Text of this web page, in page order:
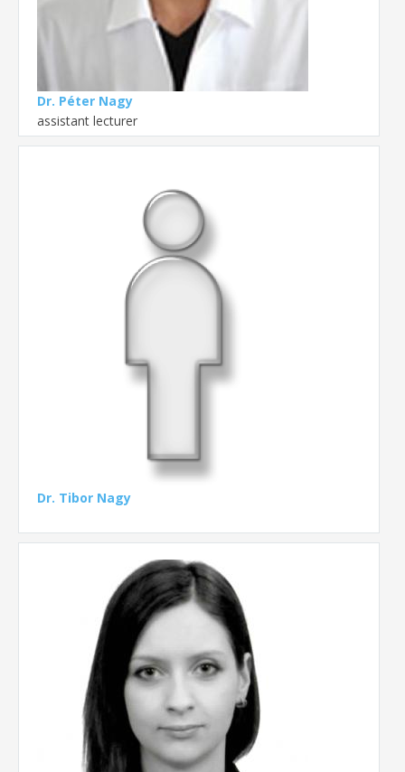
Dr. Péter Nagy
assistant lecturer
Dr. Tibor Nagy